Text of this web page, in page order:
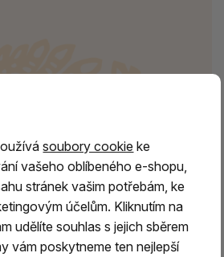
soubory cookie ke
vašeho oblíbeného e-shopu,
stránek vašim potřebám, ke
účelům. Kliknutím na
udělíte souhlas s jejich sběrem
vám poskytneme ten nejlepší